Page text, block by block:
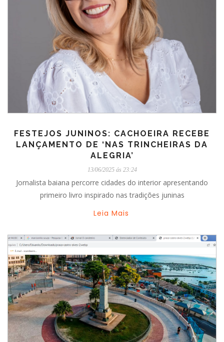
FESTEJOS JUNINOS: CACHOEIRA RECEBE
LANÇAMENTO DE ‘NAS TRINCHEIRAS DA
ALEGRIA’
13/06/2025 ás 23:24
Jornalista baiana percorre cidades do interior apresentando
primeiro livro inspirado nas tradições juninas
Leia Mais